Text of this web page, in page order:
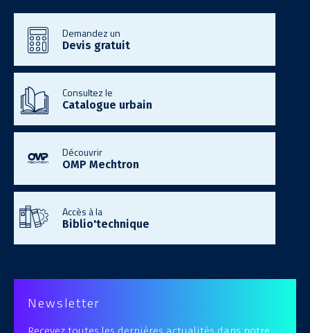
Demandez un
Devis gratuit
Consultez le
Catalogue urbain
Découvrir
OMP Mechtron
Accès à la
Biblio'technique
Newsletter